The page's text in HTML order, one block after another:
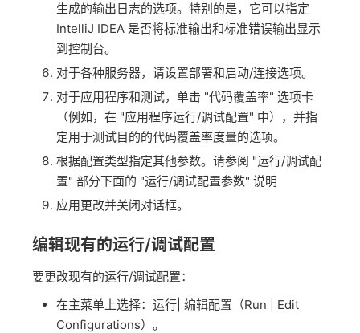
生成的输出日志的选项。特别的是，它可以指定
IntelliJ IDEA 是否将标准输出和标准错误输出显示
到控制台。
对于各种服务器，请设置部署和启动/连接选项。
对于应用程序和测试，单击 "代码覆盖率" 选项卡
（例如，在 "应用程序运行/调试配置" 中），并指
定用于测试目的的代码覆盖率度量的选项。
根据配置类型指定其他参数。请参阅 "运行/调试配
置" 部分下面的 "运行/调试配置参数" 说明
应用更改并关闭对话框。
编辑现有的运行/调试配置
要更改现有的运行/调试配置：
在主菜单上选择：运行| 编辑配置（Run | Edit
Configurations）。